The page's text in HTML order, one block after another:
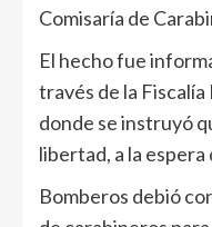
Comisaría de
El hecho fue
través de la
donde se instruyó
libertad, a la
Bomberos debió